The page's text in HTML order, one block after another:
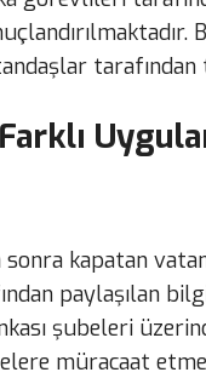
sonra kapatan
paylaşılan
şubeleri
müracaat